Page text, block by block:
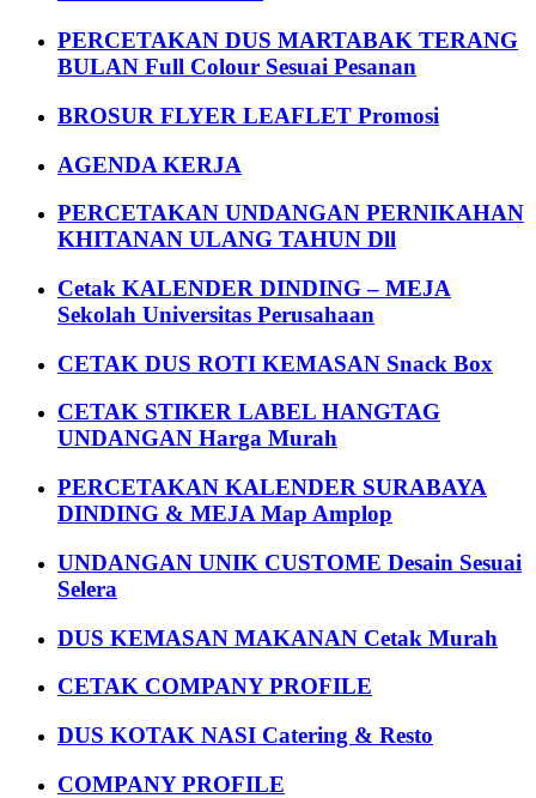
PERCETAKAN DUS MARTABAK TERANG
BULAN Full Colour Sesuai Pesanan
BROSUR FLYER LEAFLET Promosi
AGENDA KERJA
PERCETAKAN UNDANGAN PERNIKAHAN
KHITANAN ULANG TAHUN Dll
Cetak KALENDER DINDING – MEJA
Sekolah Universitas Perusahaan
CETAK DUS ROTI KEMASAN Snack Box
CETAK STIKER LABEL HANGTAG
UNDANGAN Harga Murah
PERCETAKAN KALENDER SURABAYA
DINDING & MEJA Map Amplop
UNDANGAN UNIK CUSTOME Desain Sesuai
Selera
DUS KEMASAN MAKANAN Cetak Murah
CETAK COMPANY PROFILE
DUS KOTAK NASI Catering & Resto
COMPANY PROFILE